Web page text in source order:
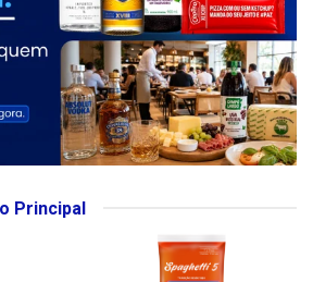
Principal